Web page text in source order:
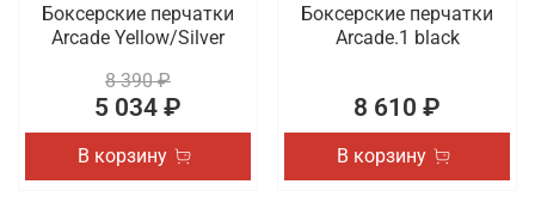
Боксерские перчатки
Arcade Yellow/Silver
8 390 ₽
5 034 ₽
В корзину
Боксерские перчатки
Arcade.1 black
8 610 ₽
В корзину